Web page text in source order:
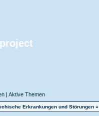
| Aktive Themen
Erkrankungen und Störungen»